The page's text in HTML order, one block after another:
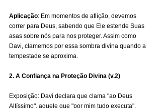
Aplicação: Em momentos de aflição, devemos
correr para Deus, sabendo que Ele estende Suas
asas sobre nós para nos proteger. Assim como
Davi, clamemos por essa sombra divina quando a
tempestade se aproxima.
2. A Confiança na Proteção Divina (v.2)
Exposição: Davi declara que clama "ao Deus
Altíssimo", aquele que "por mim tudo executa".